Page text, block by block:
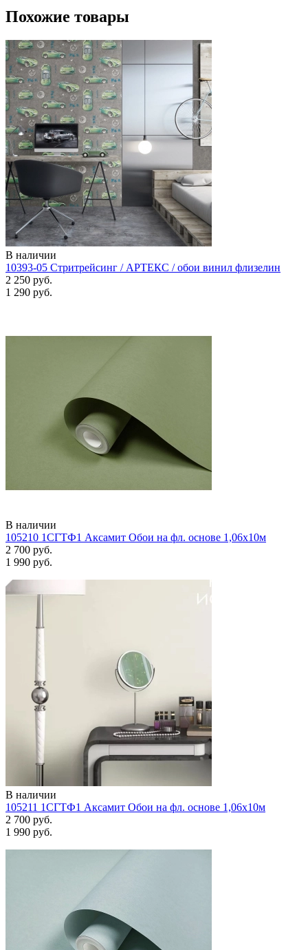
Похожие товары
В наличии
10393-05 Стритрейсинг / АРТЕКС / обои винил флизелин
2 250 руб.
1 290 руб.
В наличии
105210 1СГТФ1 Аксамит Обои на фл. основе 1,06х10м
2 700 руб.
1 990 руб.
В наличии
105211 1СГТФ1 Аксамит Обои на фл. основе 1,06х10м
2 700 руб.
1 990 руб.